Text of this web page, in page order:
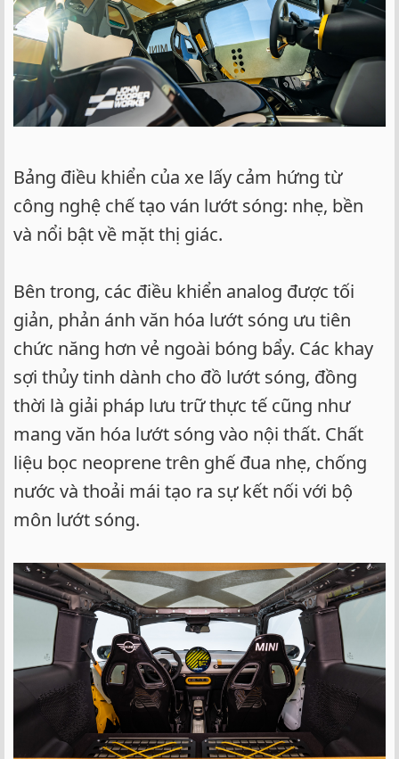
Bảng điều khiển của xe lấy cảm hứng từ
công nghệ chế tạo ván lướt sóng: nhẹ, bền
và nổi bật về mặt thị giác.
Bên trong, các điều khiển analog được tối
giản, phản ánh văn hóa lướt sóng ưu tiên
chức năng hơn vẻ ngoài bóng bẩy. Các khay
sợi thủy tinh dành cho đồ lướt sóng, đồng
thời là giải pháp lưu trữ thực tế cũng như
mang văn hóa lướt sóng vào nội thất. Chất
liệu bọc neoprene trên ghế đua nhẹ, chống
nước và thoải mái tạo ra sự kết nối với bộ
môn lướt sóng.